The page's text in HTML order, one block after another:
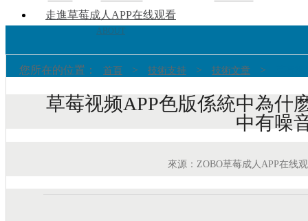
走進草莓成人APP在线观看
ABOUT
您所在的位置： 首頁 > 技術支持 > 技術文章 >
草莓视频APP色版係統中為什
中有噪
來源：ZOBO草莓成人APP在线